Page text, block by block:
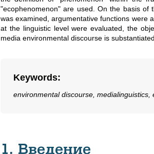
"ecophenomenon" are used. On the basis of
was examined, argumentative functions were
at the linguistic level were evaluated, the
media environmental discourse is substantiated.
Keywords:
environmental discourse, medialinguistics,
1. Введение